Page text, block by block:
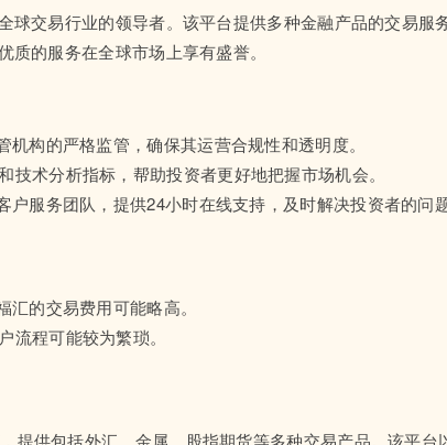
球交易行业的领导者。该平台提供多种金融产品的交易服
的服务在全球市场上享有盛誉。
构的严格监管，确保其运营合规性和透明度。
术分析指标，帮助投资者更好地把握市场机会。
服务团队，提供24小时在线支持，及时解决投资者的问题
的交易费用可能略高。
流程可能较为繁琐。
提供包括外汇、金属、股指期货等多种交易产品。该平台